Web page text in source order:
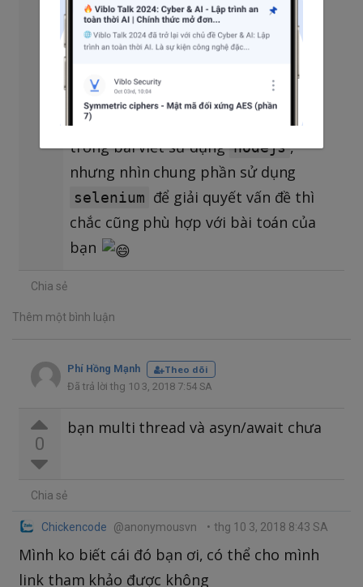
Bạn có thể tham khảo bài viết này
https://viblo.asia/p/nodejs-dung-
selenium-cheerio-de-crawl-du-lieu-
4dbZNDGq5YM
của tác giả
@dinh.van.hoang
xem sao. Mặc dù
trong bài viết sử dụng nodejs ,
nhưng nhìn chung phần sử dụng
selenium để giải quyết vấn đề thì
chắc cũng phù hợp với bài toán của
bạn
Chia sẻ
Thêm một bình luận
Phí Hồng Mạnh
Theo dõi
Đã trả lời thg 10 3, 2018 7:54 SA
0
bạn multi thread và asyn/await chưa
Chia sẻ
Chickencode @anonymousvn • thg 10 3, 2018 8:43 SA
Mình ko biết cái đó bạn ơi, có thể cho mình
link tham khảo được không